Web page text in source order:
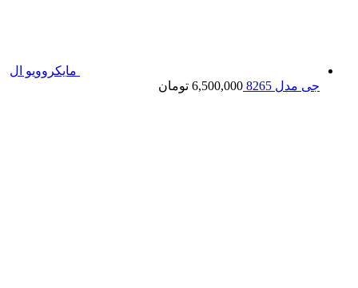
مایکروویو ال
جی مدل 8265
6,500,000 تومان